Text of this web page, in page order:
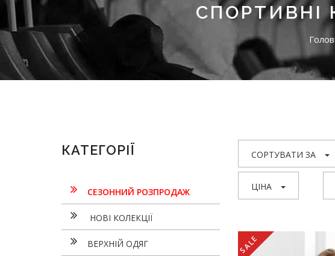
СПОРТИВНІ
КАТЕГОРІЇ
СЕЗОННИЙ РОЗПРОДАЖ
НОВІ КОЛЕКЦІЇ
ВЕРХНІЙ ОДЯГ
СОРТУВАТИ ЗА
ЦІНА
SALE